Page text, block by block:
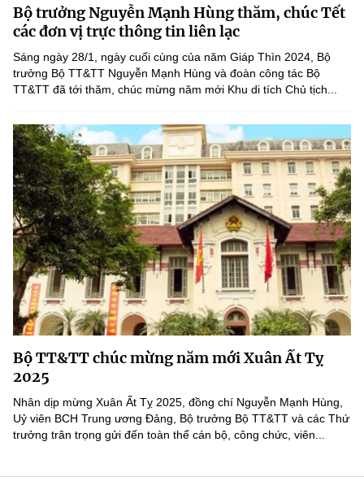
Sở Khoa học và Công nghệ
Chuyển đổi số
Bưu chính, Viễn thông
Tiêu chuẩn, đo lường, chất lượng
Năng lượng nguyên tử
Tin tổng hợp
Tin địa phương
Văn bản QPPL
Văn bản chỉ đạo điều hành
Lấy ý kiến người dân về dự thảo VBQPPL
MST IOFFICE
THỐNG KÊ
Khoa học và Công nghệ
Đổi mới sáng tạo
Chuyển đổi số
Bưu chính, Viễn thông
Sở hữu trí tuệ
Tiêu chuẩn, đo lường, chất lượng
Năng lượng nguyên tử
Multimedia
THƯ ĐIỆN TỬ
Khác
Videos
Infographic
Ảnh
Voice
Nhiệm vụ trọng tâm
Chọn ngôn ngữ
Vietnamese English
Bộ trưởng Nguyễn Mạnh Hùng thăm, chúc Tết
các đơn vị trực thông tin liên lạc
Sáng ngày 28/1, ngày cuối cùng của năm Giáp Thìn 2024, Bộ
trưởng Bộ TT&TT Nguyễn Mạnh Hùng và đoàn công tác Bộ
TT&TT đã tới thăm, chúc mừng năm mới Khu di tích Chủ tịch...
Bộ TT&TT chúc mừng năm mới Xuân Ất Tỵ
2025
Nhân dịp mừng Xuân Ất Tỵ 2025, đồng chí Nguyễn Mạnh Hùng,
Uỷ viên BCH Trung ương Đảng, Bộ trưởng Bộ TT&TT và các Thứ
trưởng trân trọng gửi đến toàn thể cán bộ, công chức, viên...